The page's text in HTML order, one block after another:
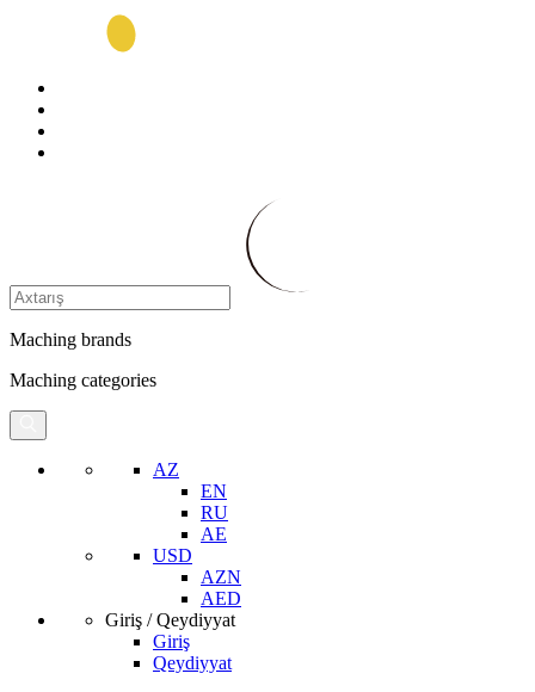
Maching brands
Maching categories
AZ
EN
RU
AE
USD
AZN
AED
Giriş / Qeydiyyat
Giriş
Qeydiyyat